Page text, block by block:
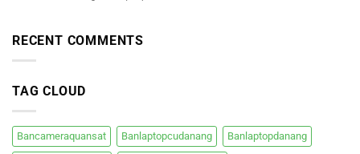
RECENT COMMENTS
TAG CLOUD
Bancameraquansat Banlaptopcudanang Banlaptopdanang